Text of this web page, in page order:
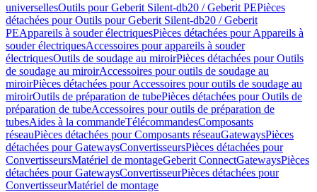
universellesOutils pour Geberit Silent-db20 / Geberit PEPièces
détachées pour Outils pour Geberit Silent-db20 / Geberit
PEAppareils à souder électriquesPièces détachées pour Appareils à
souder électriquesAccessoires pour appareils à souder
électriquesOutils de soudage au miroirPièces détachées pour Outils
de soudage au miroirAccessoires pour outils de soudage au
miroirPièces détachées pour Accessoires pour outils de soudage au
miroirOutils de préparation de tubePièces détachées pour Outils de
préparation de tubeAccessoires pour outils de préparation de
tubesAides à la commandeTélécommandesComposants
réseauPièces détachées pour Composants réseauGatewaysPièces
détachées pour GatewaysConvertisseursPièces détachées pour
ConvertisseursMatériel de montageGeberit ConnectGatewaysPièces
détachées pour GatewaysConvertisseurPièces détachées pour
ConvertisseurMatériel de montage